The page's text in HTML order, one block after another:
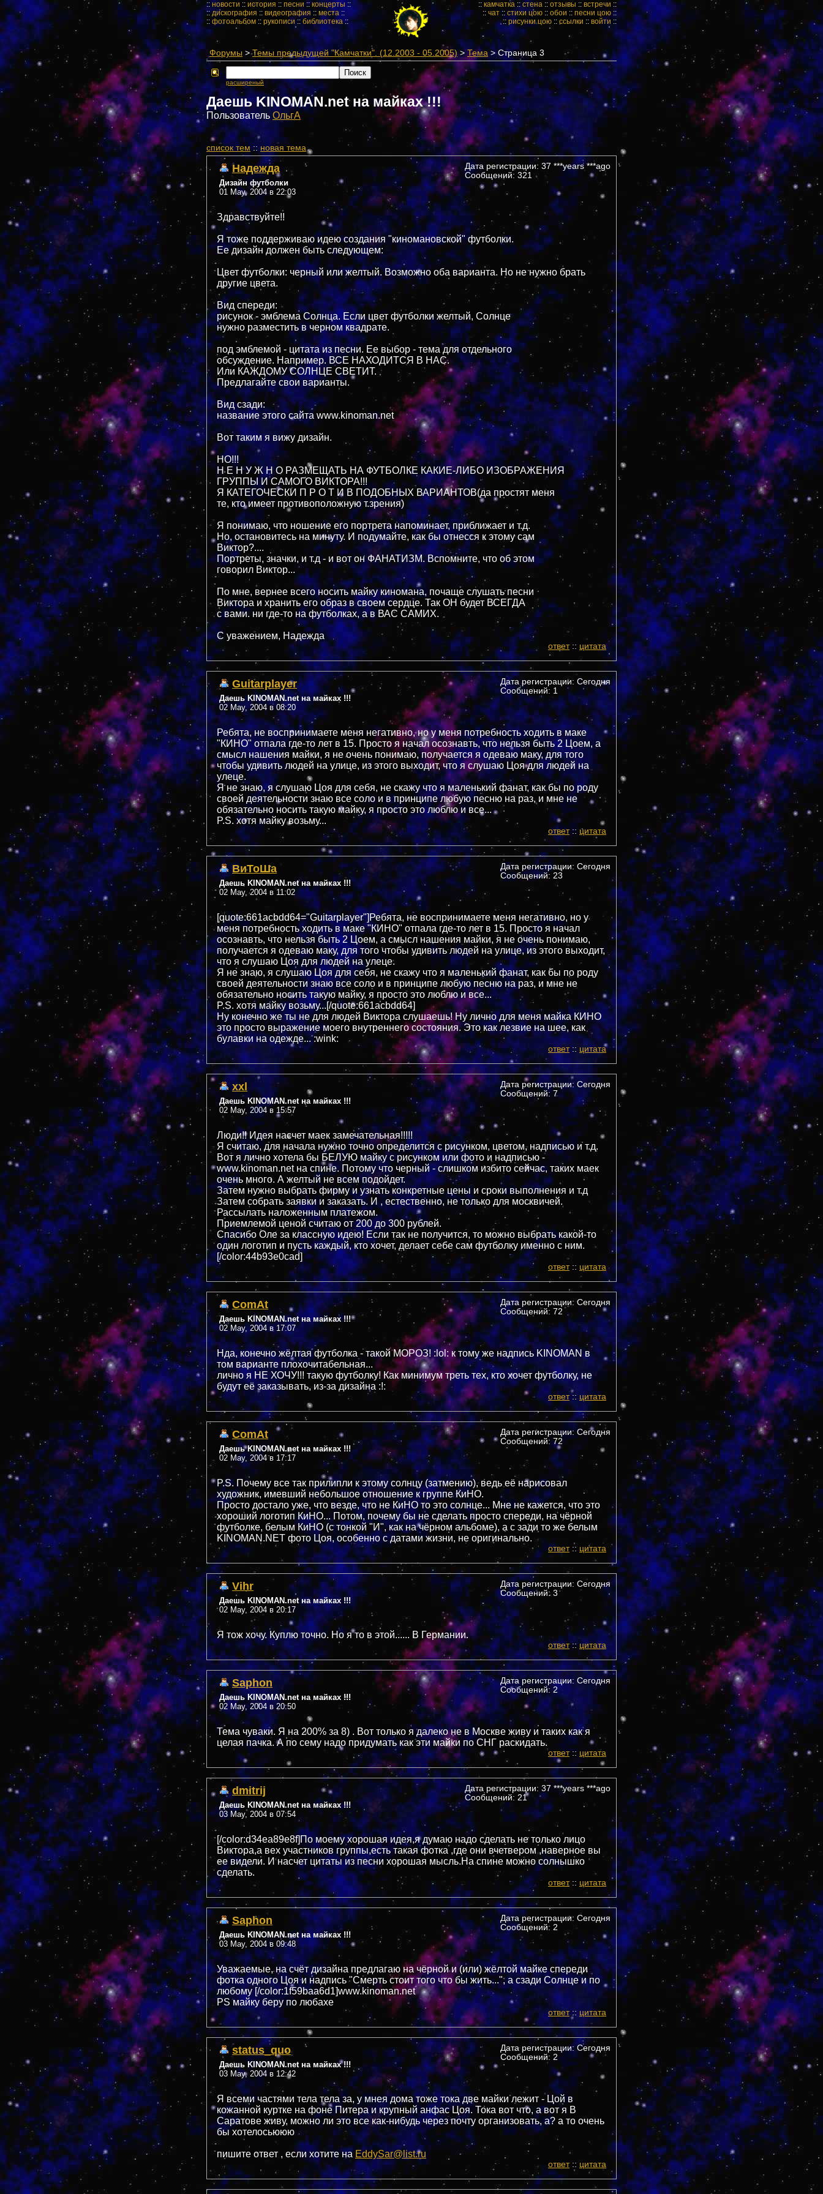
:: новости :: история :: песни::концерты ::
::дискография :: видеография :: места ::
:: фотоальбом :: рукописи :: библиотека::
:: камчатка ::стена :: отзывы :: встречи ::
:: чат :: стихи цою :: обои :: песни цою::
::рисунки цою :: ссылки :: войти ::
Форумы >Темы предыдущей "Камчатки". (12.2003 - 05.2005)> Тема> Страница 3
расширеный
Даешь KINOMAN.net на майках !!!
Пользователь ОльгА
cписок тем :: новая тема
Надежда
Дизайн футболки
01 May, 2004 в 22:03
Дата регистрации: 37 ***years ***ago
Сообщений: 321
Здравствуйте!!
Я тоже поддерживаю идею создания "киномановской" футболки.
Ее дизайн должен быть следующем:
Цвет футболки: черный или желтый. Возможно оба варианта. Но не нужно брать
другие цвета.
Вид спереди:
рисунок - эмблема Солнца. Если цвет футболки желтый, Солнце
нужно разместить в черном квадрате.
под эмблемой - цитата из песни. Ее выбор - тема для отдельного
обсуждение. Например. ВСЕ НАХОДИТСЯ В НАС.
Или КАЖДОМУ СОЛНЦЕ СВЕТИТ.
Предлагайте свои варианты.
Вид сзади:
название этого сайта www.kinoman.net
Вот таким я вижу дизайн.
НО!!!
Н Е Н У Ж Н О РАЗМЕЩАТЬ НА ФУТБОЛКЕ КАКИЕ-ЛИБО ИЗОБРАЖЕНИЯ
ГРУППЫ И САМОГО ВИКТОРА!!!
Я КАТЕГОЧЕСКИ П Р О Т И В ПОДОБНЫХ ВАРИАНТОВ(да простят меня
те, кто имеет противоположную т.зрения)
Я понимаю, что ношение его портрета напоминает, приближает и т.д.
Но, остановитесь на минуту. И подумайте, как бы отнесся к этому сам
Виктор?....
Портреты, значки, и т.д - и вот он ФАНАТИЗМ. Вспомните, что об этом
говорил Виктор...
По мне, вернее всего носить майку киномана, почаще слушать песни
Виктора и хранить его образ в своем сердце. Так ОН будет ВСЕГДА
с вами. ни где-то на футболках, а в ВАС САМИХ.
С уважением, Надежда
ответ:: цитата
Guitarplayer
Даешь KINOMAN.net на майках !!!
02 May, 2004 в 08:20
Дата регистрации: Сегодня
Сообщений: 1
Ребята, не воспринимаете меня негативно, но у меня потребность ходить в маке
"КИНО" отпала где-то лет в 15. Просто я начал осознавть, что нельзя быть 2 Цоем, а
смысл нашения майки, я не очень понимаю, получается я одеваю маку, для того
чтобы удивить людей на улице, из этого выходит, что я слушаю Цоя для людей на
улеце.
Я не знаю, я слушаю Цоя для себя, не скажу что я маленький фанат, как бы по роду
своей деятельности знаю все соло и в принципе любую песню на раз, и мне не
обязательно носить такую майку, я просто это люблю и все...
P.S. хотя майку возьму...
ответ:: цитата
ВиТоШа
Даешь KINOMAN.net на майках !!!
02 May, 2004 в 11:02
Дата регистрации: Сегодня
Сообщений: 23
[quote:661acbdd64="Guitarplayer"]Ребята, не воспринимаете меня негативно, но у
меня потребность ходить в маке "КИНО" отпала где-то лет в 15. Просто я начал
осознавть, что нельзя быть 2 Цоем, а смысл нашения майки, я не очень понимаю,
получается я одеваю маку, для того чтобы удивить людей на улице, из этого выходит,
что я слушаю Цоя для людей на улеце.
Я не знаю, я слушаю Цоя для себя, не скажу что я маленький фанат, как бы по роду
своей деятельности знаю все соло и в принципе любую песню на раз, и мне не
обязательно носить такую майку, я просто это люблю и все...
P.S. хотя майку возьму...[/quote:661acbdd64]
Ну конечно же ты не для людей Виктора слушаешь! Ну лично для меня майка КИНО
это просто выражение моего внутреннего состояния. Это как лезвие на шее, как
булавки на одежде... :wink:
ответ:: цитата
ххl
Даешь KINOMAN.net на майках !!!
02 May, 2004 в 15:57
Дата регистрации: Сегодня
Сообщений: 7
Люди!! Идея насчет маек замечательная!!!!!
Я считаю, для начала нужно точно определится с рисунком, цветом, надписью и т.д.
Вот я лично хотела бы БЕЛУЮ майку с рисунком или фото и надписью -
www.kinoman.net на спине. Потому что черный - слишком избито сейчас, таких маек
очень много. А желтый не всем подойдет.
Затем нужно выбрать фирму и узнать конкретные цены и сроки выполнения и т.д
Затем собрать заявки и заказать. И , естественно, не только для москвичей.
Рассылать наложенным платежом.
Приемлемой ценой считаю от 200 до 300 рублей.
Спасибо Оле за классную идею! Если так не получится, то можно выбрать какой-то
один логотип и пусть каждый, кто хочет, делает себе сам футболку именно с ним.
[/color:44b93e0cad]
ответ:: цитата
ComAt
Даешь KINOMAN.net на майках !!!
02 May, 2004 в 17:07
Дата регистрации: Сегодня
Сообщений: 72
Нда, конечно жёлтая футболка - такой МОРОЗ! :lol: к тому же надпись KINOMAN в
том варианте плохочитабельная...
лично я НЕ ХОЧУ!!! такую футболку! Как минимум треть тех, кто хочет футболку, не
будут её заказывать, из-за дизайна :!:
ответ:: цитата
ComAt
Даешь KINOMAN.net на майках !!!
02 May, 2004 в 17:17
Дата регистрации: Сегодня
Сообщений: 72
P.S. Почему все так прилипли к этому солнцу (затмению), ведь её нарисовал
художник, имевший небольшое отношение к группе КиНО.
Просто достало уже, что везде, что не КиНО то это солнце... Мне не кажется, что это
хороший логотип КиНО... Потом, почему бы не сделать просто спереди, на чёрной
футболке, белым КиНО (с тонкой "И", как на чёрном альбоме), а с зади то же белым
KINOMAN.NET фото Цоя, особенно с датами жизни, не оригинально.
ответ:: цитата
Vihr
Даешь KINOMAN.net на майках !!!
02 May, 2004 в 20:17
Дата регистрации: Сегодня
Сообщений: 3
Я тож хочу. Куплю точно. Но я то в этой...... В Германии.
ответ:: цитата
Saphon
Даешь KINOMAN.net на майках !!!
02 May, 2004 в 20:50
Дата регистрации: Сегодня
Сообщений: 2
Тема чуваки. Я на 200% за 8) . Вот только я далеко не в Москве живу и таких как я
целая пачка. А по сему надо придумать как эти майки по СНГ раскидать.
ответ:: цитата
dmitrij
Даешь KINOMAN.net на майках !!!
03 May, 2004 в 07:54
Дата регистрации: 37 ***years ***ago
Сообщений: 21
[/color:d34ea89e8f]По моему хорошая идея,я думаю надо сделать не только лицо
Виктора,а вех участников группы,есть такая фотка ,где они вчетвером ,наверное вы
ее видели. И насчет цитаты из песни хорошая мысль.На спине можно солнышко
сделать.
ответ:: цитата
Saphon
Даешь KINOMAN.net на майках !!!
03 May, 2004 в 09:48
Дата регистрации: Сегодня
Сообщений: 2
Уважаемые, на счёт дизайна предлагаю на чёрной и (или) жёлтой майке спереди
фотка одного Цоя и надпись "Смерть стоит того что бы жить...", а сзади Солнце и по
любому [/color:1f59baa6d1]www.kinoman.net
PS майку беру по любахе
ответ:: цитата
status_quo
Даешь KINOMAN.net на майках !!!
03 May, 2004 в 12:42
Дата регистрации: Сегодня
Сообщений: 2
Я всеми частями тела тела за, у мнея дома тоже тока две майки лежит - Цой в
кожанной куртке на фоне Питера и крупный анфас Цоя. Тока вот что, а вот я В
Саратове живу, можно ли это все как-нибудь через почту организовать, а? а то очень
бы хотелосьююю
пишите ответ , если хотите на EddySar@list.ru
ответ:: цитата